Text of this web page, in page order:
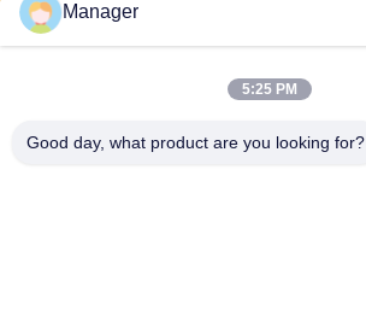
Manager
5:25 PM
Good day, what product are you looking for?